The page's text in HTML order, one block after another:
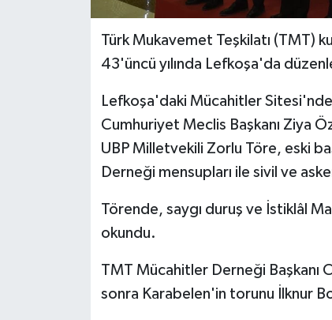
Türk Mukavemet Teşkilatı (TMT)
43'üncü yılında Lefkoşa'da
Lefkoşa'daki Mücahitler
Cumhuriyet Meclis Başkanı Ziya
UBP Milletvekili Zorlu Töre, eski
Derneği mensupları ile sivil ve
Törende, saygı duruş ve İstiklâl
okundu.
TMT Mücahitler Derneği Başkanı
sonra Karabelen'in torunu İlknur
MAGAZİN
Nöbetçi Eczaneler
ÖZEL HABER